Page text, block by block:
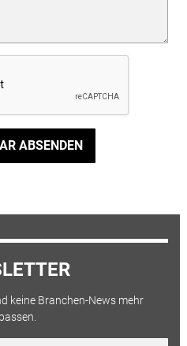
ABSENDEN
keine Branchen-News mehr